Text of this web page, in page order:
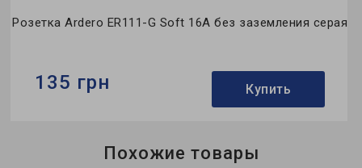
Розетка Ardero ER111-G Soft 16А без заземления серая
135 грн Купить
ArderoПохожие товары